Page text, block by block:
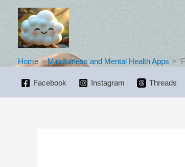
content
Home Mindfulness and Mental Health Apps
Facebook Instagram Threads